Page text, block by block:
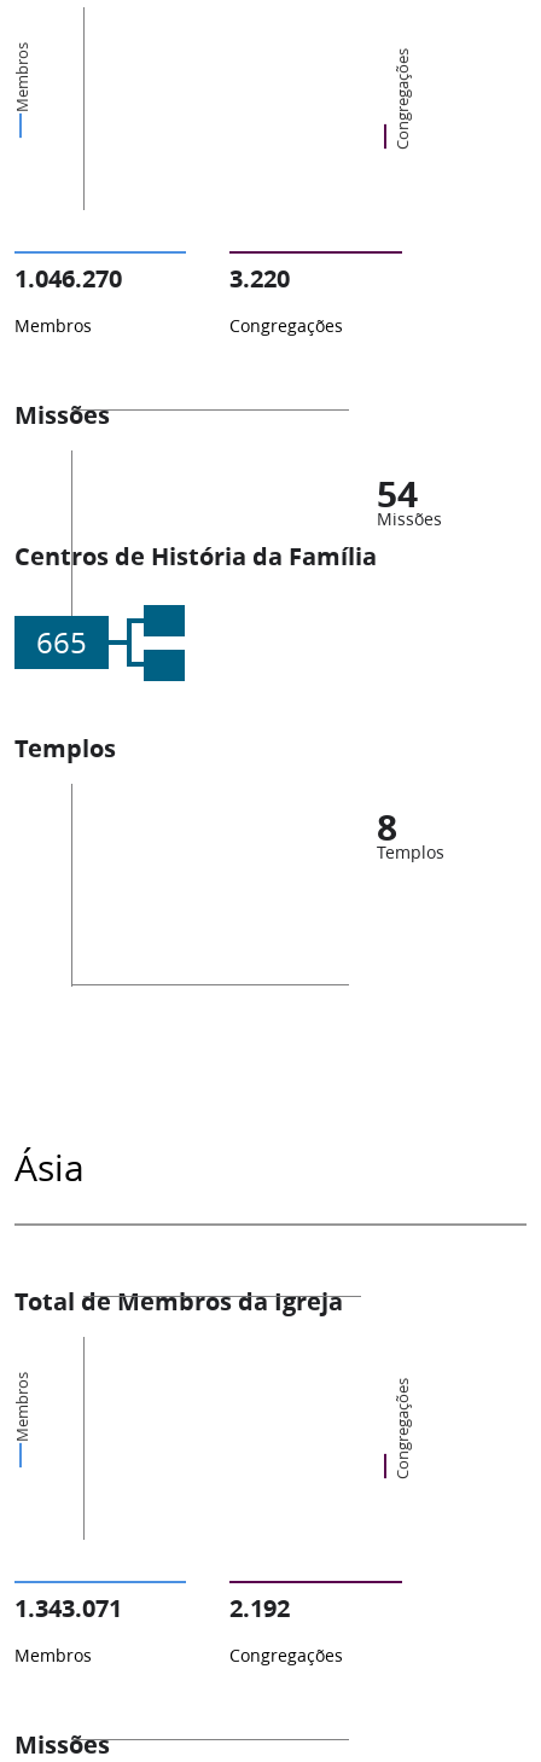
Membros Congregações
1.046.270
Membros
3.220
Congregações
Missões
54
Missões
Centros de História da Família
665
Templos
8
Templos
Ásia
Total de Membros da Igreja
Membros Congregações
1.343.071
Membros
2.192
Congregações
Missões